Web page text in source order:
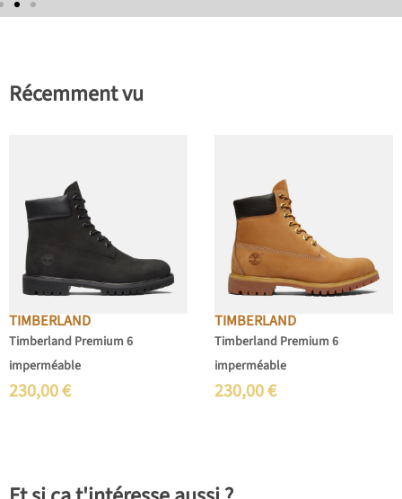
Récemment vu
TIMBERLAND
Timberland Premium 6
imperméable
230,00€
TIMBERLAND
Timberland Premium 6
imperméable
230,00€